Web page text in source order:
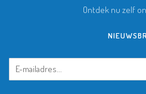
Ontdek nu zelf